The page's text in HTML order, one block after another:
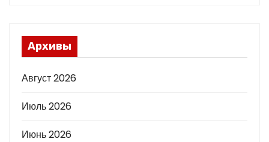
Архивы
Август 2026
Июль 2026
Июнь 2026